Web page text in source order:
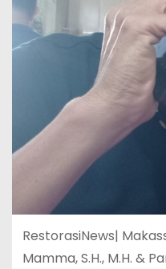
RestorasiNews|
Mamma, S.H., M.H. &